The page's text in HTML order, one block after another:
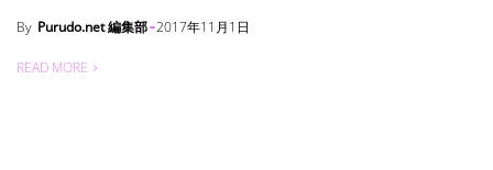
By Purudo.net 編集部 2017年11月1日
READ MORE